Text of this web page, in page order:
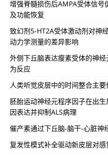
增强脊髓损伤后AMPA受体信
及功能恢复
致幻剂5-HT2A受体激动剂对神
动力学测量的差异影响
外侧下丘脑表达瘦素受体的神
为反应
人类听觉皮层中的时间整合主
胚胎运动神经元程序因子在出
因表达并抑制ALS病理
催产素通过下丘脑-脑干-心脏神
复发性模式补全驱动新皮层对